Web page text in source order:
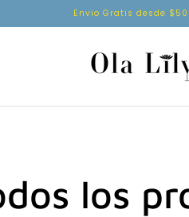
Envio Gratis desde $50
los